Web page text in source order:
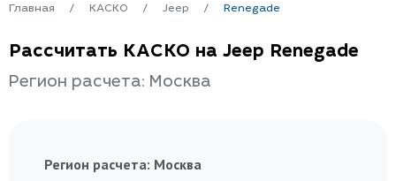
Главная КАСКО Jeep Renegade
Рассчитать КАСКО на Jeep Renegade
Регион расчета: Москва
Регион расчета: Москва